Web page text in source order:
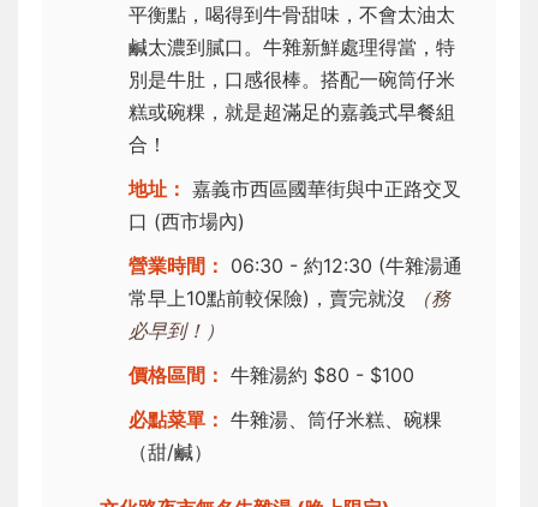
平衡點，喝得到牛骨甜味，不會太油太
鹹太濃到膩口。牛雜新鮮處理得當，特
別是牛肚，口感很棒。搭配一碗筒仔米
糕或碗粿，就是超滿足的嘉義式早餐組
合！
地址： 嘉義市西區國華街與中正路交叉
口 (西市場內)
營業時間： 06:30 - 約12:30 (牛雜湯通
常早上10點前較保險)，賣完就沒
（務
必早到！）
價格區間： 牛雜湯約 $80 - $100
必點菜單： 牛雜湯、筒仔米糕、碗粿
（甜/鹹）